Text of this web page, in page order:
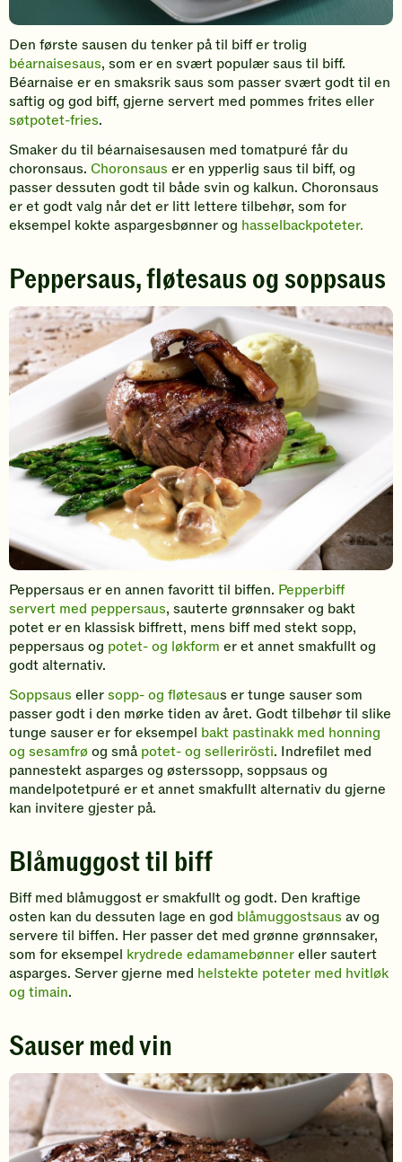
Den første sausen du tenker på til biff er trolig
béarnaisesaus, som er en svært populær saus til biff.
Béarnaise er en smaksrik saus som passer svært godt til en
saftig og god biff, gjerne servert med pommes frites eller
søtpotet-fries.
Smaker du til béarnaisesausen med tomatpuré får du
choronsaus. Choronsaus er en ypperlig saus til biff, og
passer dessuten godt til både svin og kalkun. Choronsaus
er et godt valg når det er litt lettere tilbehør, som for
eksempel kokte aspargesbønner og hasselbackpoteter.
Peppersaus, fløtesaus og soppsaus
Peppersaus er en annen favoritt til biffen. Pepperbiff
servert med peppersaus, sauterte grønnsaker og bakt
potet er en klassisk biffrett, mens biff med stekt sopp,
peppersaus og potet- og løkform er et annet smakfullt og
godt alternativ.
Soppsaus ellersopp- og fløtesaus er tunge sauser som
passer godt i den mørke tiden av året. Godt tilbehør til slike
tunge sauser er for eksempel bakt pastinakk med honning
og sesamfrøog småpotet- og sellerirösti. Indrefilet med
pannestekt asparges og østerssopp, soppsaus og
mandelpotetpuré er et annet smakfullt alternativ du gjerne
kan invitere gjester på.
Blåmuggost til biff
Biff med blåmuggost er smakfullt og godt. Den kraftige
osten kan du dessuten lage en god blåmuggostsaus av og
servere til biffen. Her passer det med grønne grønnsaker,
som for eksempel krydrede edamamebønnereller sautert
asparges. Server gjerne med helstekte poteter med hvitløk
og timain.
Sauser med vin